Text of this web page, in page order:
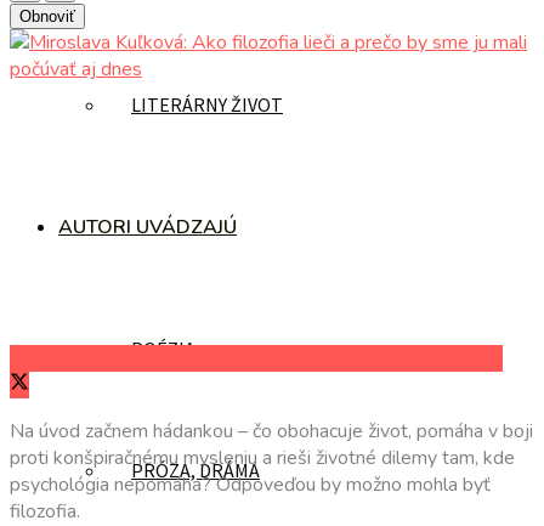
LITERÁRNY ŽIVOT
AUTORI UVÁDZAJÚ
POÉZIA
PRÓZA, DRÁMA
Obnoviť
Na úvod začnem hádankou – čo obohacuje život, pomáha v boji
proti konšpiračnému mysleniu a rieši životné dilemy tam, kde
psychológia nepomáha? Odpoveďou by možno mohla byť
filozofia.